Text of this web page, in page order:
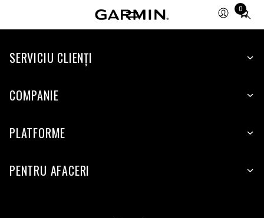
0
Total
SERVICIU CLIENŢI
COMPANIE
PLATFORME
PENTRU AFACERI